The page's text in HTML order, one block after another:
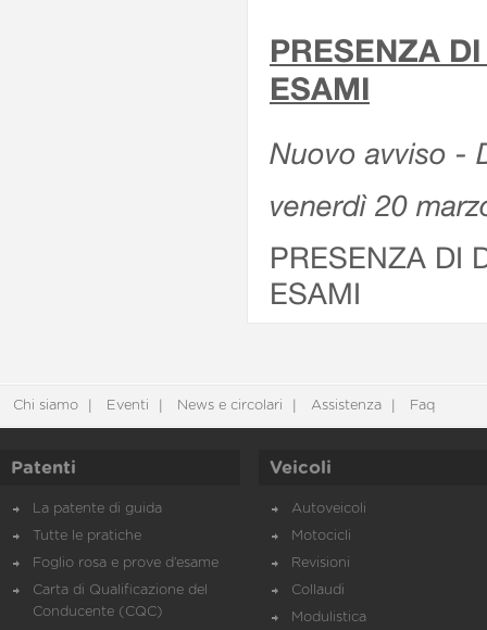
PRESENZA
ESAMI
Nuovo avviso -
venerdì 20
PRESENZA DI
ESAMI
Chi siamo Eventi News e circolari Assistenza Faq
Patenti
La patente di guida
Tutte le pratiche
Foglio rosa e prove d’esame
Carta di Qualificazione del
Conducente (CQC)
Veicoli
Autoveicoli
Motocicli
Revisioni
Collaudi
Modulistica